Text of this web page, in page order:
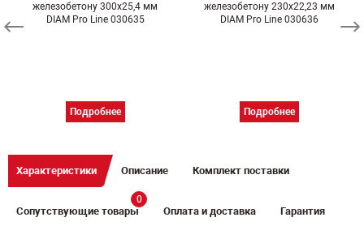
железобетону 300х25,4 мм
DIAM Pro Line 030635
Подробнее
железобетону 230х22,23 мм
DIAM Pro Line 030636
Подробнее
Характеристики Описание Комплект поставки
Сопутствующие товары
0
Оплата и доставка Гарантия